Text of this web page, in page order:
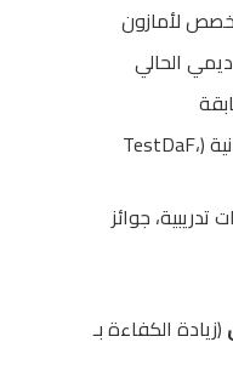
لأمازون
الحالي
: إثبات إجادة الألمانية (TestDaF،
(زيادة الكفاءة بـ